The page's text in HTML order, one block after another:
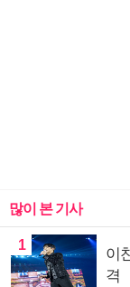
많이 본 기사
1
이
격